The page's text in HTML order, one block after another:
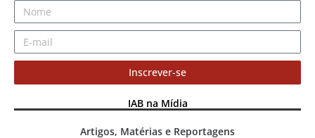
Inscrever-se
IAB na Mídia
Artigos, Matérias e Reportagens